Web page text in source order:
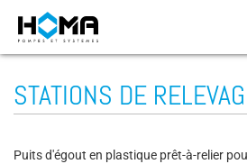
STATIONS DE
Puits d'égout en plastique prêt-à-relier